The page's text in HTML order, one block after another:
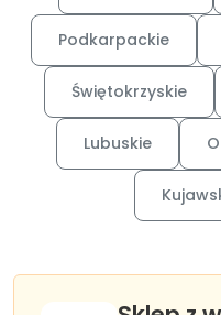
Podkarpackie
Świętokrzyskie
Lubuskie